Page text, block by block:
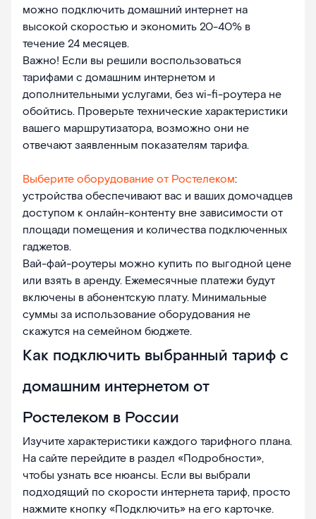
можно подключить домашний интернет на
высокой скоростью и экономить 20-40% в
течение 24 месяцев.
Важно! Если вы решили воспользоваться
тарифами с домашним интернетом и
дополнительными услугами, без wi-fi-роутера не
обойтись. Проверьте технические характеристики
вашего маршрутизатора, возможно они не
отвечают заявленным показателям тарифа.
Выберите оборудование от Ростелеком:
устройства обеспечивают вас и ваших домочадцев
доступом к онлайн-контенту вне зависимости от
площади помещения и количества подключенных
гаджетов.
Вай-фай-роутеры можно купить по выгодной цене
или взять в аренду. Ежемесячные платежи будут
включены в абонентскую плату. Минимальные
суммы за использование оборудования не
скажутся на семейном бюджете.
Как подключить выбранный тариф с
домашним интернетом от
Ростелеком в России
Изучите характеристики каждого тарифного плана.
На сайте перейдите в раздел «Подробности»,
чтобы узнать все нюансы. Если вы выбрали
подходящий по скорости интернета тариф, просто
нажмите кнопку «Подключить» на его карточке.